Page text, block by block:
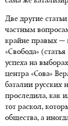
Две другие
частным
крайне правых —
«Свобода»
успеха на
центра «Сова»
баталии русских
проследила, как
тот раскол,
общества, а